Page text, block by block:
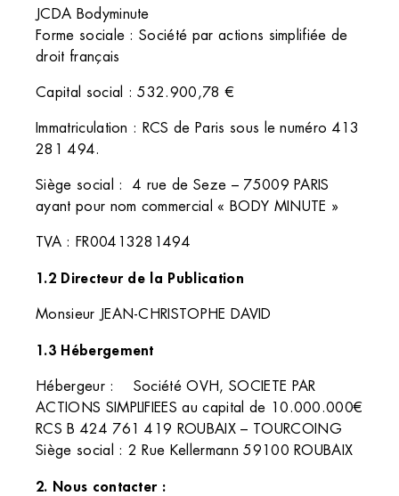
JCDA Bodyminute
Forme sociale : Société par actions simplifiée de
droit français
Capital social : 532.900,78 €
Immatriculation : RCS de Paris sous le numéro 413
281 494.
Siège social : 4 rue de Seze – 75009 PARIS
ayant pour nom commercial « BODY MINUTE »
TVA : FR00413281494
1.2 Directeur de la Publication
Monsieur JEAN-CHRISTOPHE DAVID
1.3 Hébergement
Hébergeur : Société OVH, SOCIETE PAR
ACTIONS SIMPLIFIEES au capital de 10.000.000€
RCS B 424 761 419 ROUBAIX – TOURCOING
Siège social : 2 Rue Kellermann 59100 ROUBAIX
2. Nous contacter :